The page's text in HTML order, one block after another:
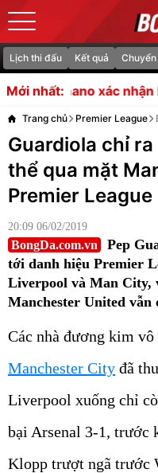
Lịch thi đấu Kết quả
Mới nhất:
nhận Rashford ở lại
Trang chủ Premier League
Guardiola chỉ
thể qua mặt
Premier League
20:09 06/02/2019
BongDa.com.vn
Pep
tới danh hiệu Premier
Liverpool và Man City,
Manchester United vẫn
Các nhà đương kim
Manchester City đã
Liverpool xuống chỉ
bại Arsenal 3-1, trước
Klopp trượt ngã trước